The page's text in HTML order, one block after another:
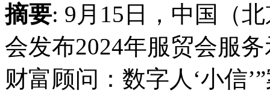
摘要: 9月15日，中国（
会发布2024年服贸会服
财富顾问：数字人‘小信